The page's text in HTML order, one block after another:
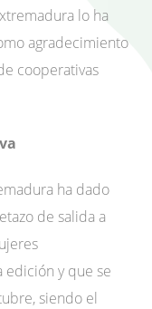
lo ha
agradecimiento
cooperativas
ha dado
de salida a
edición y que se
siendo el